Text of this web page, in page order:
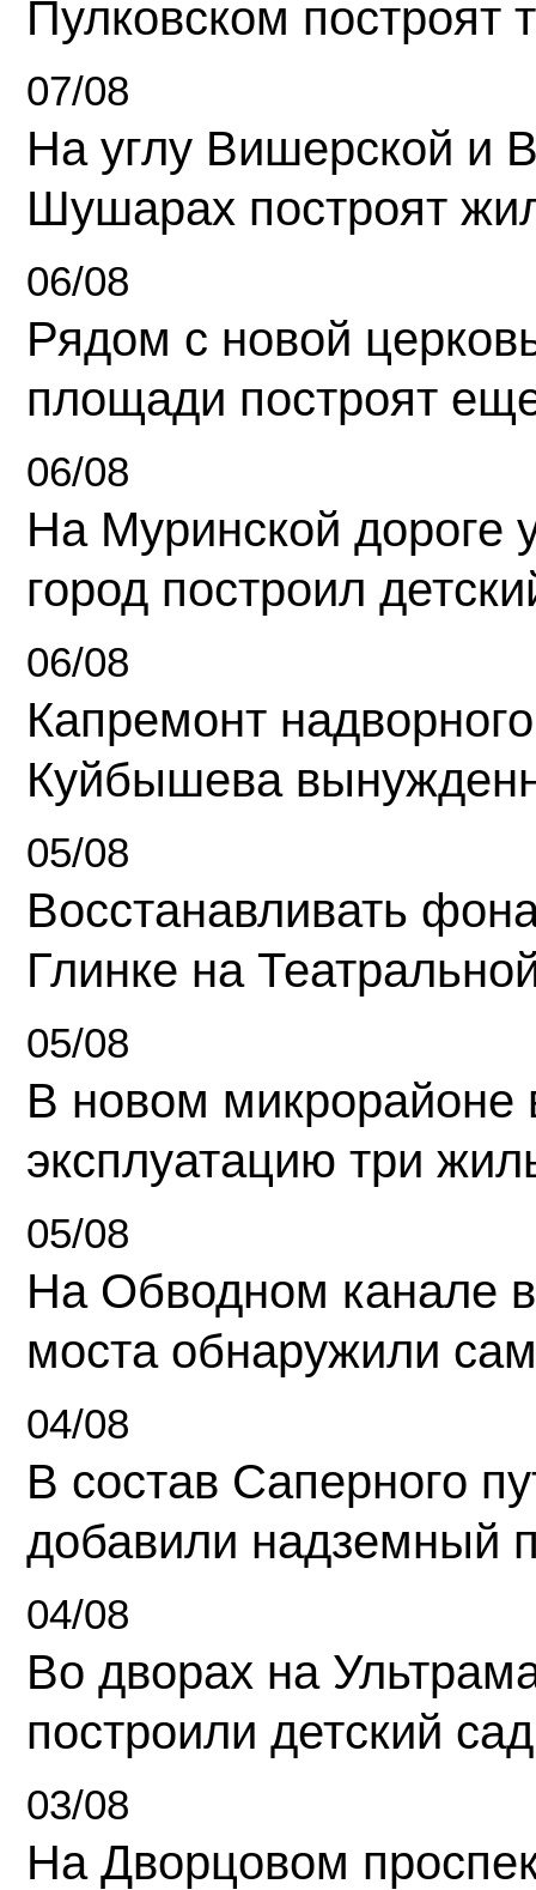
Пулковском построят
07/08
На углу Вишерской и
Шушарах построят
06/08
Рядом с новой
площади построят
06/08
На Муринской дороге
город построил
06/08
Капремонт
Куйбышева
05/08
Восстанавливать
Глинке на
05/08
В новом микрорайоне
эксплуатацию три
05/08
На Обводном канале
моста обнаружили
04/08
В состав Саперного
добавили надземный
04/08
Во дворах на
построили детский сад
03/08
На Дворцовом